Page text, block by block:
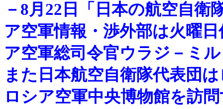
－ 8月22日「日本の航空自衛
ア空軍情報・渉外部は火曜
ア空軍総司令官ウラジ－ミ
また日本航空自衛隊代表団
ロシア空軍中央博物館を訪